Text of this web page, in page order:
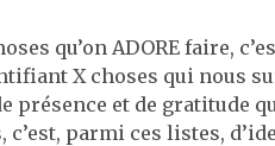
qu’on ADORE faire,
X choses qui nous
présence et de
c’est, parmi ces listes,